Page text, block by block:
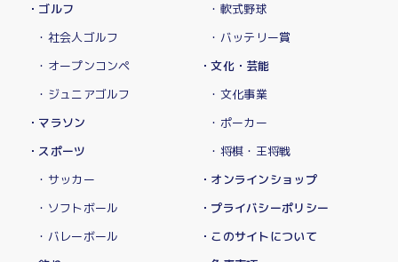
・ゴルフ
・社会人ゴルフ
・オープンコンペ
・ジュニアゴルフ
・マラソン
・スポーツ
・サッカー
・ソフトボール
・バレーボール
・軟式野球
・バッテリー賞
・文化・芸能
・文化事業
・ポーカー
・将棋・王将戦
・オンラインショップ
・プライバシーポリシー
・このサイトについて